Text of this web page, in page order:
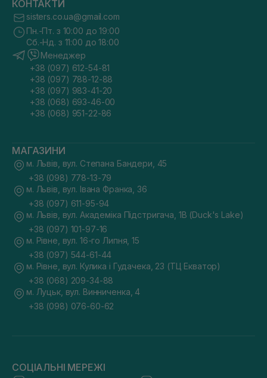
КОНТАКТИ
sisters.co.ua@gmail.com
Пн.-Пт. з 10:00 до 19:00
Сб.-Нд. з 11:00 до 18:00
Менеджер
+38 (097) 612-54-81
+38 (097) 788-12-88
+38 (097) 983-41-20
+38 (068) 693-46-00
+38 (068) 951-22-86
МАГАЗИНИ
м. Львів, вул. Степана Бандери, 45
+38 (098) 778-13-79
м. Львів, вул. Івана Франка, 36
+38 (097) 611-95-94
м. Львів, вул. Академіка Підстригача, 1В (Duck's Lake)
+38 (097) 101-97-16
м. Рівне, вул. 16-го Липня, 15
+38 (097) 544-61-44
м. Рівне, вул. Кулика і Гудачека, 23 (ТЦ Екватор)
+38 (068) 209-34-88
м. Луцьк, вул. Винниченка, 4
+38 (098) 076-60-62
СОЦІАЛЬНІ МЕРЕЖІ